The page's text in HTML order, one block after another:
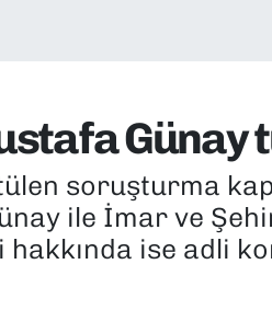
Günay
soruşturma
ile İmar ve
ise adli